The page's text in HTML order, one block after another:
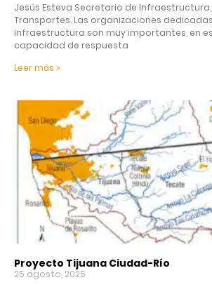
Jesús Esteva Secretario de
Transportes. Las organizaciones
infraestructura son muy importantes, en
capacidad de respuesta
Leer más »
Proyecto Tijuana Ciudad-Río
25 agosto, 2025